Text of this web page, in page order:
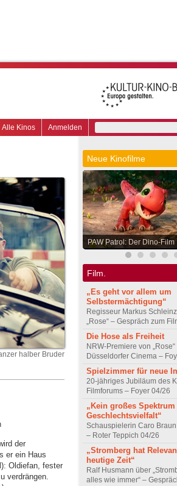
Anmelden
Alle Kinos
halber Bruder
der
er ein Haus
Oldiefan, fester
verdrängen.
Neue Kinofilme
PAW Patrol: Der Dino-Film
Film.
„Es geht vor allem um
Selbstermächtigung“
Regisseur Markus
„Rose“ – Gespräch zum
Die Hose als Freiheit
NRW-Premiere von „Rose“
Düsseldorfer Cinema –
Spielzimmer für neue
20-jähriges Jubiläum des
Filmforums – Foyer 04/26
„Kein großes Spektrum
Geschlechtsvielfalt“
Schauspielerin Caro Braun
– Roter Teppich 04/26
„Stromberg hat
heutige Zeit“
Ralf Husmann über
alles wie immer“ –